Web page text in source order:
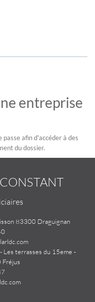
entreprise
afin d'accéder à des
du dossier.
83300 Draguignan
Les terrasses du 15eme -
Fréjus